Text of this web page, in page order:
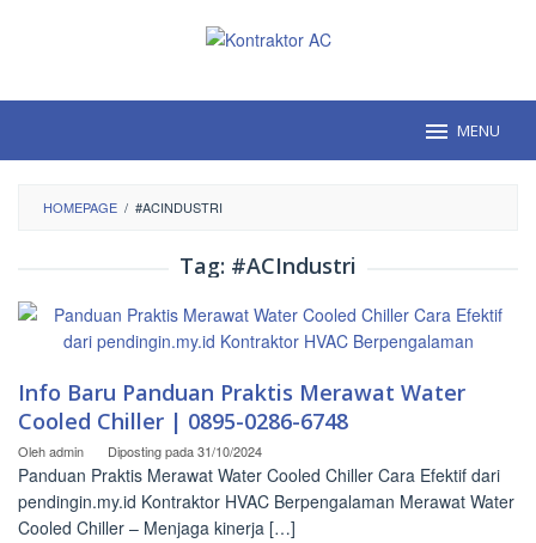
MENU
HOMEPAGE / #ACINDUSTRI
Tag: #ACIndustri
Info Baru Panduan Praktis Merawat Water
Cooled Chiller | 0895-0286-6748
Olehadmin Diposting pada31/10/2024
Panduan Praktis Merawat Water Cooled Chiller Cara Efektif dari
pendingin.my.id Kontraktor HVAC Berpengalaman Merawat Water
Cooled Chiller – Menjaga kinerja […]